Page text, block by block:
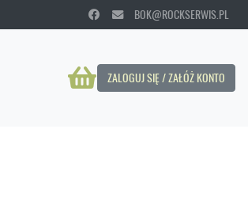
BOK@ROCKSERWIS.PL
ZALOGUJ SIĘ / ZAŁÓŻ KONTO